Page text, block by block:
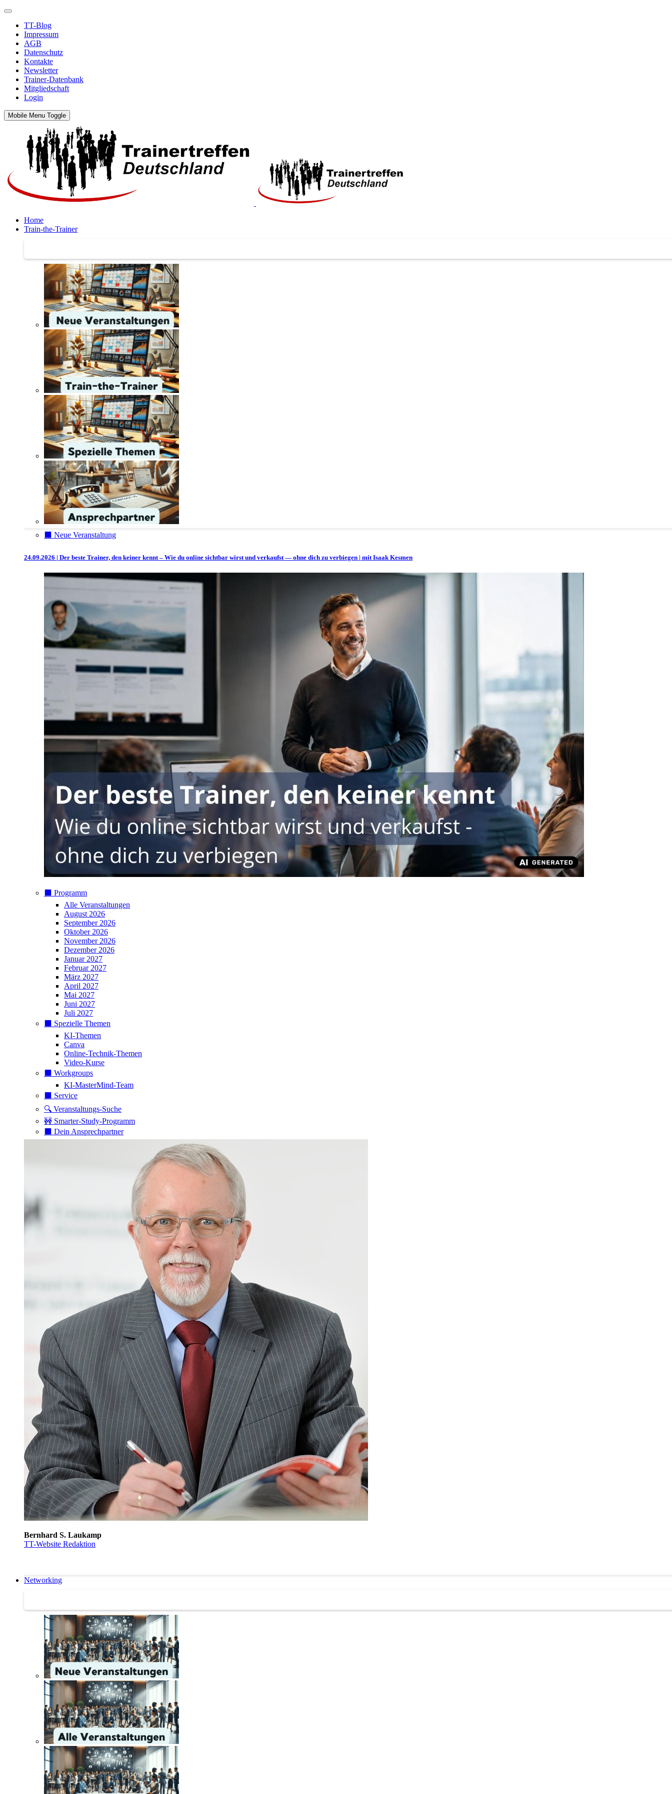
TT-Blog
Impressum
AGB
Datenschutz
Kontakte
Newsletter
Trainer-Datenbank
Mitgliedschaft
Login
Mobile Menu Toggle
Home
Train-the-Trainer
⬛️ Neue Veranstaltung
24.09.2026 | Der beste Trainer, den keiner kennt – Wie du online sichtbar wirst und verkaufst — ohne dich zu verbiegen | mit Isaak Kesmen
⬛️ Programm
Alle Veranstaltungen
August 2026
September 2026
Oktober 2026
November 2026
Dezember 2026
Januar 2027
Februar 2027
März 2027
April 2027
Mai 2027
Juni 2027
Juli 2027
⬛️ Spezielle Themen
KI-Themen
Canva
Online-Technik-Themen
Video-Kurse
⬛️ Workgroups
KI-MasterMind-Team
⬛️ Service
🔍 Veranstaltungs-Suche
🚧 Smarter-Study-Programm
⬛️ Dein Ansprechpartner
Bernhard S. Laukamp
TT-Website Redaktion
Networking